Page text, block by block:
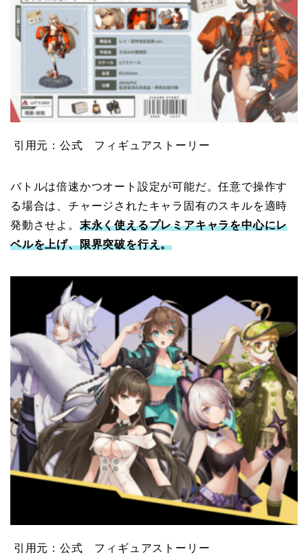
引用元：公式 フィギュアストーリー
バトルは倍速かつオート設定が可能だ。任意で操作す
る場合は、チャージされたキャラ固有のスキルを適時
発動させよ。 末永く使えるプレミアキャラを中心にレ
ベルを上げ、限界突破を行え。
引用元：公式 フィギュアストーリー